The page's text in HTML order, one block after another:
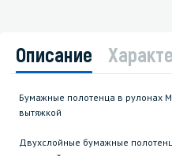
Описание
Бумажные полотенца в рулонах
вытяжкой
Двухслойные бумажные